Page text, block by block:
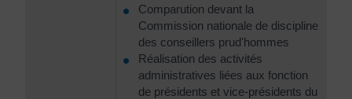
Comparution devant la
Commission nationale de discipline
des conseillers prud'hommes
Réalisation des activités
administratives liées aux fonction
de présidents et vice-présidents du